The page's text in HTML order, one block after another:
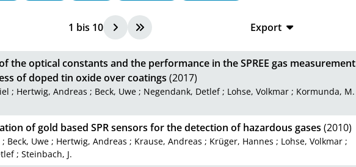
1 bis 10
Export
RIS
XML
the optical constants and the performance in the SPREE gas measurement
of doped tin oxide over coatings (2017)
; Hertwig, Andreas ; Beck, Uwe ; Negendank, Detlef; Lohse, Volkmar ; Kormunda, M.
of gold based SPR sensors for the detection of hazardous gases (2010)
; Beck, Uwe ; Hertwig, Andreas ; Krause, Andreas ; Krüger, Hannes ; Lohse, Volkmar ;
; Steinbach, J.